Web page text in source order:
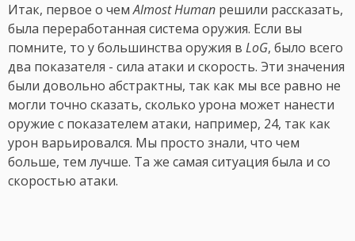
Итак, первое о чемAlmost Human решили рассказать,
была переработанная система оружия. Если вы
помните, то у большинства оружия в LoG, было всего
два показателя - сила атаки и скорость. Эти значения
были довольно абстрактны, так как мы все равно не
могли точно сказать, сколько урона может нанести
оружие с показателем атаки, например, 24, так как
урон варьировался. Мы просто знали, что чем
больше, тем лучше. Та же самая ситуация была и со
скоростью атаки.